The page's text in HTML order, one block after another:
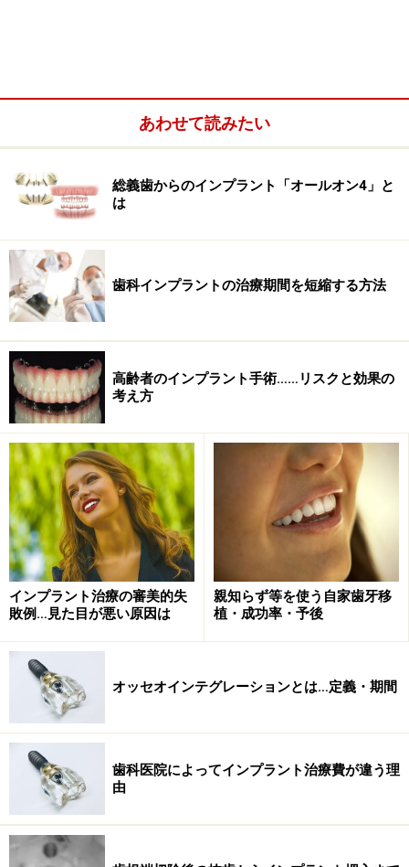
を失ってしまう前からジワジワと骨吸収が引き起こされ
る場合もあります。
骨が吸収される大きな理由が分かっていても、どれだけ
注意してメインテナンスしていても、骨吸収が起こって
しまうことを避けられないこともあります。実際にイン
プラント治療を受ける方の大半は何らかの骨不足なので
す。
インプラントの長期予後を安定させるため
に
抜歯後ある程度は自然に骨が回復しますが全体的な高さ
は低くなるので、インプラントをしっかり支える為の造
骨をしてインプラント治療に臨んだ方が長期予後が安定
します。
一昔前と違い、短いインプラントでの長期エビデンスも
出ており、様々なインプラントメーカーからも発売され
ています。ですが、可能であれば土台にしっかりと埋め
あわせて読みたい
総義歯からのインプラント「オールオン4」と
は
歯科インプラントの治療期間を短縮する方法
高齢者のインプラント手術……リスクと効果の
考え方
インプラント治療の審美的失
敗例…見た目が悪い原因は
親知らず等を使う自家歯牙移
植・成功率・予後
オッセオインテグレーションとは…定義・期間
歯科医院によってインプラント治療費が違う理
由